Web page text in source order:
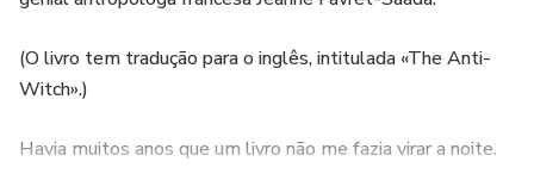
(O livro tem tradução para o inglês, intitulada «The Anti-
Witch».)
Havia muitos anos que um livro não me fazia virar a noite.